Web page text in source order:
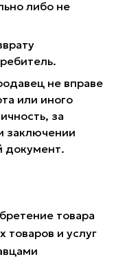
либо не
не вправе
или иного
за
заключении
документ.
товара
и услуг